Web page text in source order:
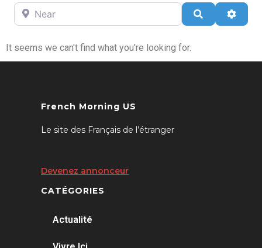
Near
Search
It seems we can't find what you're looking for.
French Morning US
Le site des Français de l’étranger
Devenez annonceur
CATÉGORIES
Actualité